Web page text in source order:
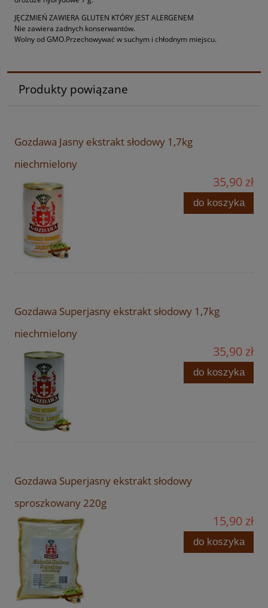
JĘCZMIEŃ ZAWIERA GLUTEN KTÓRY JEST ALERGENEM
Nie zawiera żadnych konserwantów.
Wolny od GMO.Przechowywać w suchym i chłodnym miejscu.
Produkty powiązane
Gozdawa Jasny ekstrakt słodowy 1,7kg
niechmielony
35,90 zł
do koszyka
Gozdawa Superjasny ekstrakt słodowy 1,7kg
niechmielony
35,90 zł
do koszyka
Gozdawa Superjasny ekstrakt słodowy
sproszkowany 220g
15,90 zł
do koszyka